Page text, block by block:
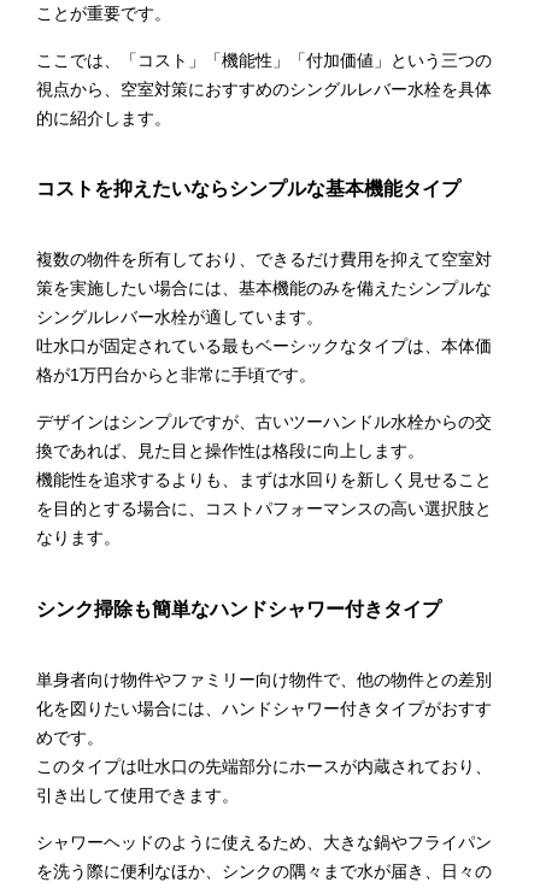
ことが重要です。
ここでは、「コスト」「機能性」「付加価値」という三つの
視点から、空室対策におすすめのシングルレバー水栓を具体
的に紹介します。
コストを抑えたいならシンプルな基本機能タイプ
複数の物件を所有しており、できるだけ費用を抑えて空室対
策を実施したい場合には、基本機能のみを備えたシンプルな
シングルレバー水栓が適しています。
吐水口が固定されている最もベーシックなタイプは、本体価
格が1万円台からと非常に手頃です。
デザインはシンプルですが、古いツーハンドル水栓からの交
換であれば、見た目と操作性は格段に向上します。
機能性を追求するよりも、まずは水回りを新しく見せること
を目的とする場合に、コストパフォーマンスの高い選択肢と
なります。
シンク掃除も簡単なハンドシャワー付きタイプ
単身者向け物件やファミリー向け物件で、他の物件との差別
化を図りたい場合には、ハンドシャワー付きタイプがおすす
めです。
このタイプは吐水口の先端部分にホースが内蔵されており、
引き出して使用できます。
シャワーヘッドのように使えるため、大きな鍋やフライパン
を洗う際に便利なほか、シンクの隅々まで水が届き、日々の